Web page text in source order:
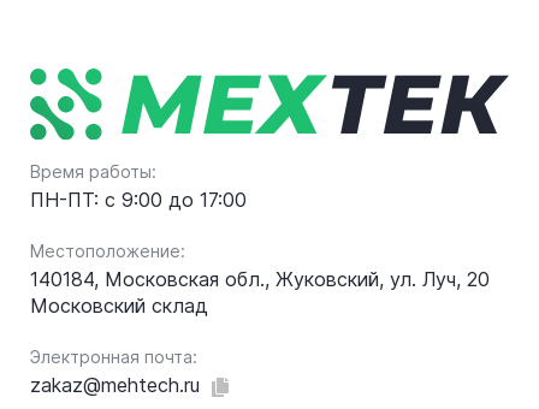
Время работы:
ПН-ПТ: с 9:00 до 17:00
Местоположение:
140184, Московская обл., Жуковский, ул. Луч, 20
Московский склад
Электронная почта:
zakaz@mehtech.ru